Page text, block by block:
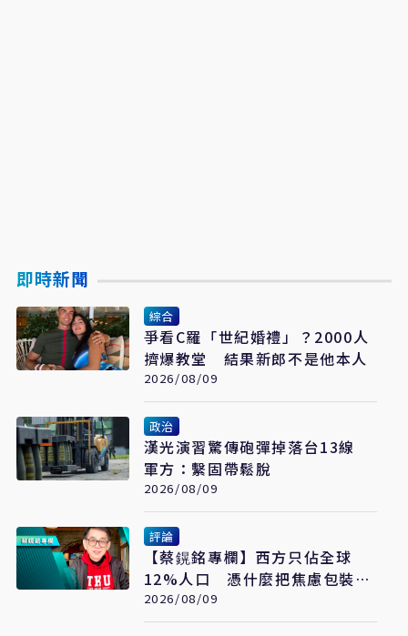
即時新聞
綜合
爭看C羅「世紀婚禮」？2000人
擠爆教堂 結果新郎不是他本人
2026/08/09
政治
漢光演習驚傳砲彈掉落台13線
軍方：繫固帶鬆脫
2026/08/09
評論
【蔡鎤銘專欄】西方只佔全球
12%人口 憑什麼把焦慮包裝成
普世價值
2026/08/09